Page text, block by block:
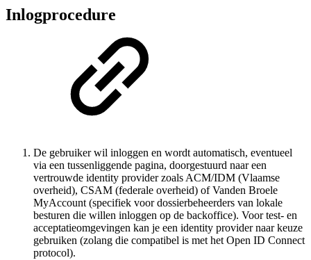
Inlogprocedure
De gebruiker wil inloggen en wordt automatisch, eventueel
via een tussenliggende pagina, doorgestuurd naar een
vertrouwde identity provider zoals ACM/IDM (Vlaamse
overheid), CSAM (federale overheid) of Vanden Broele
MyAccount (specifiek voor dossierbeheerders van lokale
besturen die willen inloggen op de backoffice). Voor test- en
acceptatieomgevingen kan je een identity provider naar keuze
gebruiken (zolang die compatibel is met het Open ID Connect
protocol).